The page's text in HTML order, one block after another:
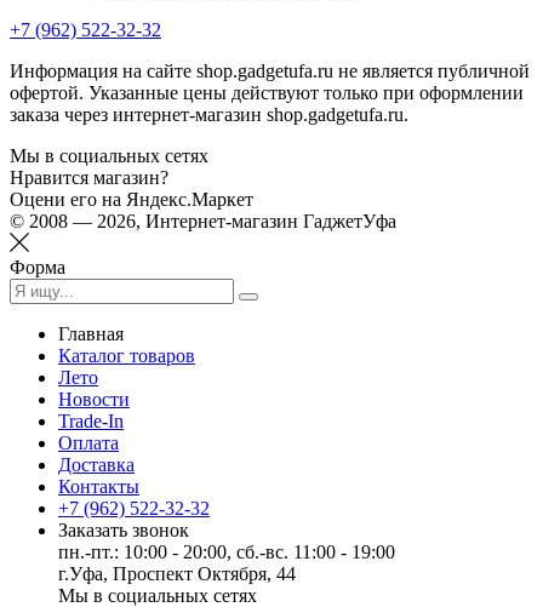
+7 (962) 522-32-32
Информация на сайте shop.gadgetufa.ru не является публичной
офертой. Указанные цены действуют только при оформлении
заказа через интернет-магазин shop.gadgetufa.ru.
Мы в социальных сетях
Нравится магазин?
Оцени его на Яндекс.Маркет
© 2008 — 2026, Интернет-магазин ГаджетУфа
Форма
Главная
Каталог товаров
Лето
Новости
Trade-In
Оплата
Доставка
Контакты
+7 (962) 522-32-32
Заказать звонок
пн.-пт.: 10:00 - 20:00, сб.-вс. 11:00 - 19:00
г.Уфа, Проспект Октября, 44
Мы в социальных сетях